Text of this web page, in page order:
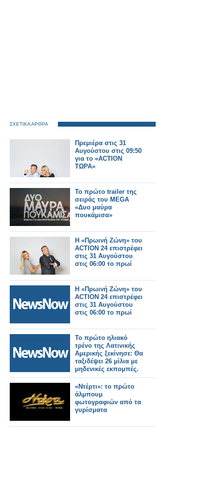
ΣΧΕΤΙΚΑ ΑΡΘΡΑ
Πρεμιέρα στις 31
Αυγούστου στις 09:50
για το «ACTION
ΤΩΡΑ»
Το πρώτο trailer της
σειράς του MEGA
«Δυο μαύρα
πουκάμισα»
Η «Πρωινή Ζώνη» του
ACTION 24 επιστρέφει
στις 31 Αυγούστου
στις 06:00 το πρωί
Η «Πρωινή Ζώνη» του
ACTION 24 επιστρέφει
στις 31 Αυγούστου
στις 06:00 το πρωί
Το πρώτο ηλιακό
τρένο της Λατινικής
Αμερικής ξεκίνησε: Θα
ταξιδέψει 26 μίλια με
μηδενικές εκπομπές.
«Ντέρτι»: το πρώτο
άλμπουμ
φωτογραφιών από τα
γυρίσματα